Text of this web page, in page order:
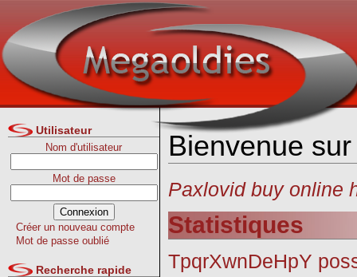
Utilisateur
Nom d'utilisateur
Mot de passe
Créer un nouveau compte
Mot de passe oublié
Recherche rapide
Bienvenue
Paxlovid buy online
Statistiques
TpqrXwnDeHpY